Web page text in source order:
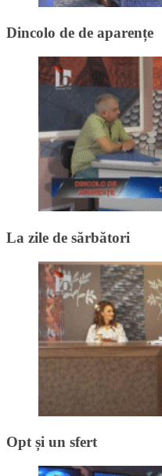
Dincolo de de aparențe
La zile de sărbători
Opt și un sfert